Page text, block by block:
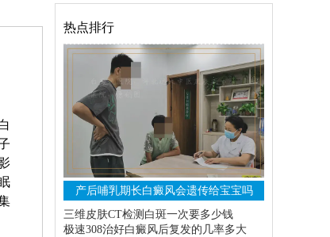
热点排行
产后哺乳期长白癜风会遗传给宝宝吗
三维皮肤CT检测白斑一次要多少钱
极速308治好白癜风后复发的几率多大